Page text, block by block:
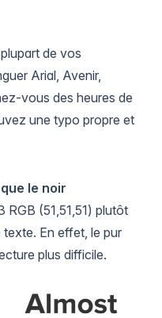
de vos
Arial, Avenir,
vous des heures de
une typo propre et
le noir
(51,51,51) plutôt
En effet, le pur
plus difficile.